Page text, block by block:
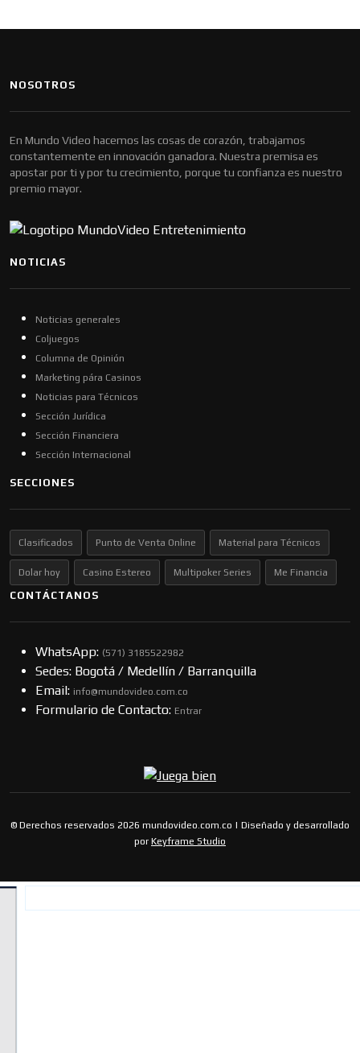
NOSOTROS
En Mundo Video hacemos las cosas de corazón, trabajamos
constantemente en innovación ganadora. Nuestra premisa es
apostar por ti y por tu crecimiento, porque tu confianza es nuestro
premio mayor.
NOTICIAS
Noticias generales
Coljuegos
Columna de Opinión
Marketing pára Casinos
Noticias para Técnicos
Sección Jurídica
Sección Financiera
Sección Internacional
SECCIONES
Clasificados Punto de Venta Online Material para Técnicos
Dolar hoy Casino Estereo Multipoker Series Me Financia
CONTÁCTANOS
WhatsApp: (57​​1) 3185522982
Sedes: Bogotá / Medellín / Barranquilla
Email: info@mundovideo.com.co
Formulario de Contacto: Entrar
© Derechos reservados 2026 mundovideo.com.co | Diseñado y desarrollado
por Keyframe Studio